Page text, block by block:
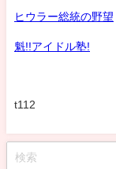
ヒウラー総統の野望
魁!!アイドル塾!
t112